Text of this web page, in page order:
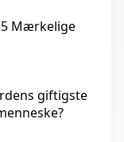
5 Mærkelige
giftigste